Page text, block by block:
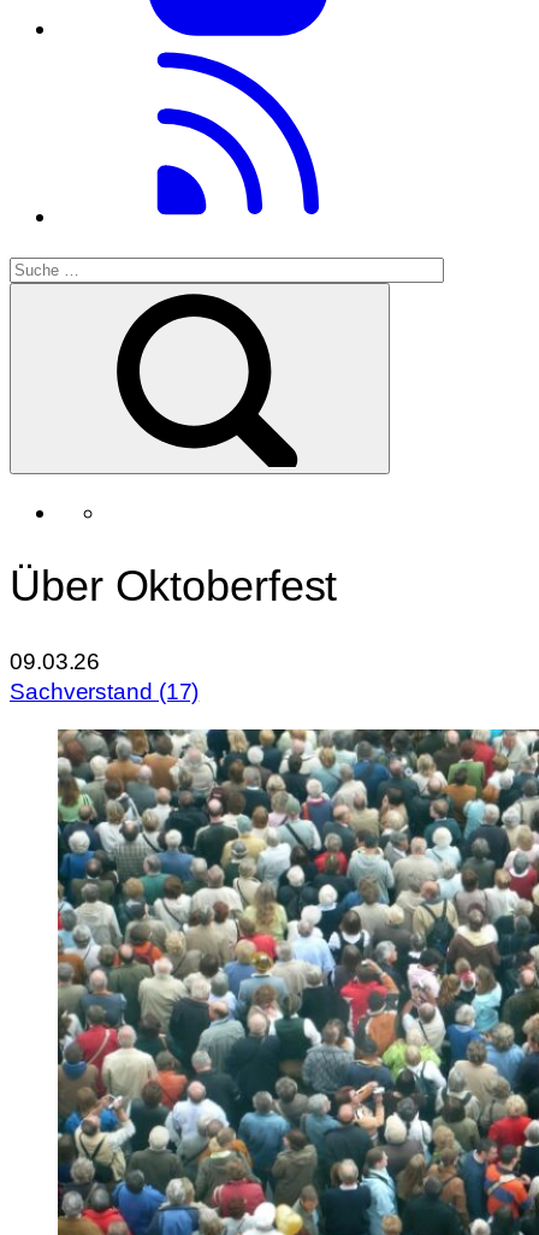
Über Oktoberfest
09.03.26
Sachverstand (17)